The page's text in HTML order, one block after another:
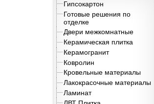
Гипсокартон
Готовые решения по
отделке
Двери межкомнатные
Керамическая плитка
Керамогранит
Ковролин
Кровельные материалы
Лакокрасочные материалы
Ламинат